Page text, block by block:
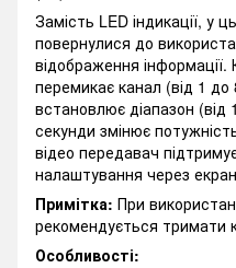
Замість LED індикації, у
повернулися до
відображення
перемикає канал (від 1
встановлює діапазон (від
секунди змінює
відео передавач
налаштування через
Примітка: При
рекомендується тримати
Особливості: